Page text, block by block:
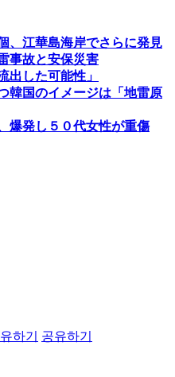
、江華島海岸でさらに発見
事故と安保災害
出した可能性」
韓国のイメージは「地雷原
爆発し５０代女性が重傷
하기
공유하기